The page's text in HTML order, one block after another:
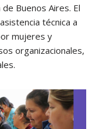
Buenos Aires. El
técnica a
mujeres y
organizacionales,